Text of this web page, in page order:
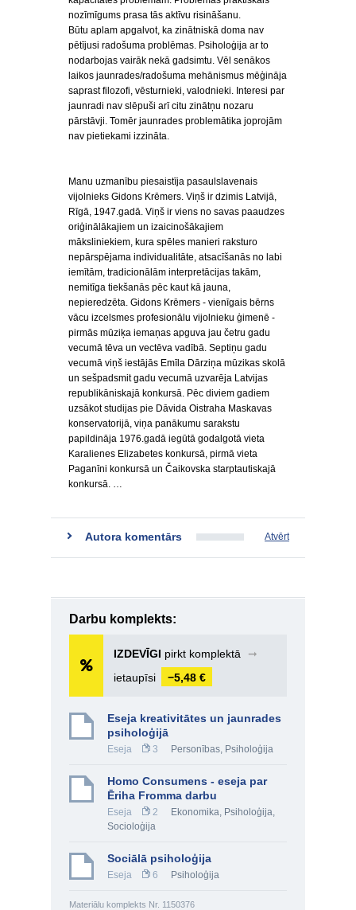
nozīmīgums prasa tās aktīvu risināšanu.
Būtu aplam apgalvot, ka zinātniskā doma nav
pētījusi radošuma problēmas. Psiholoģija ar to
nodarbojas vairāk nekā gadsimtu. Vēl senākos
laikos jaunrades/radošuma mehānismus mēģināja
saprast filozofi, vēsturnieki, valodnieki. Interesi par
jaunradi nav slēpuši arī citu zinātņu nozaru
pārstāvji. Tomēr jaunrades problemātika joprojām
nav pietiekami izzināta.
Manu uzmanību piesaistīja pasaulslavenais
vijolnieks Gidons Krēmers. Viņš ir dzimis Latvijā,
Rīgā, 1947.gadā. Viņš ir viens no savas paaudzes
oriģinālākajiem un izaicinošākajiem
māksliniekiem, kura spēles manieri raksturo
nepārspējama individualitāte, atsacīšanās no labi
iemītām, tradicionālām interpretācijas takām,
nemitīga tiekšanās pēc kaut kā jauna,
nepieredzēta. Gidons Krēmers - vienīgais bērns
vācu izcelsmes profesionālu vijolnieku ģimenē -
pirmās mūziķa iemaņas apguva jau četru gadu
vecumā tēva un vectēva vadībā. Septiņu gadu
vecumā viņš iestājās Emīla Dārziņa mūzikas skolā
un sešpadsmit gadu vecumā uzvarēja Latvijas
republikāniskajā konkursā. Pēc diviem gadiem
uzsākot studijas pie Dāvida Oistraha Maskavas
konservatorijā, viņa panākumu sarakstu
papildināja 1976.gadā iegūtā godalgotā vieta
Karalienes Elizabetes konkursā, pirmā vieta
Paganīni konkursā un Čaikovska starptautiskajā
konkursā. …
Autora komentārs Atvērt
Darbu komplekts:
IZDEVĪGI pirkt komplektā
➞
ietaupīsi
−5,48 €
Eseja kreativitātes un jaunrades
psiholoģijā
Eseja 3 Personības, Psiholoģija
Homo Consumens - eseja par
Ēriha Fromma darbu
Eseja 2 Ekonomika, Psiholoģija,
Socioloģija
Sociālā psiholoģija
Eseja 6 Psiholoģija
Materiālu komplekts Nr. 1150376